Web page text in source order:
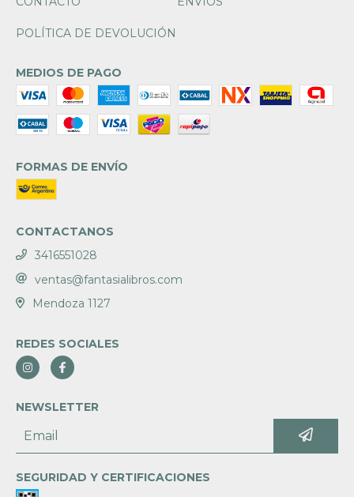
POLÍTICA DE DEVOLUCIÓN
MEDIOS DE PAGO
FORMAS DE ENVÍO
CONTACTANOS
3416551028
ventas@fantasialibros.com
Mendoza 1127
REDES SOCIALES
NEWSLETTER
SEGURIDAD Y CERTIFICACIONES